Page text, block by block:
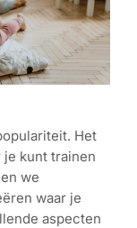
Het
je kunt trainen
we
waar je
aspecten